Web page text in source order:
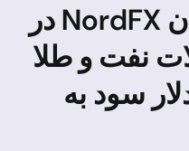
برترین معامله‌گران NordFX در
معاملات نفت و طلا
از ۲۱۲٬۰۰۰ دلار سود به